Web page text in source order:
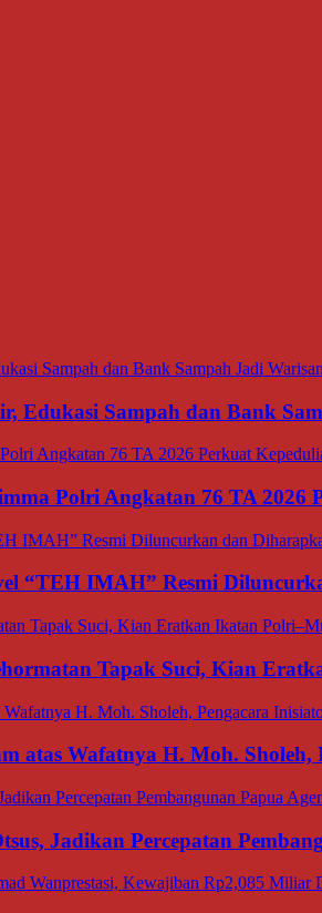
Edukasi Sampah dan Bank
Polri Angkatan 76 TA 2026
“TEH IMAH” Resmi
Tapak Suci, Kian
atas Wafatnya H. Moh. Sholeh,
Jadikan Percepatan